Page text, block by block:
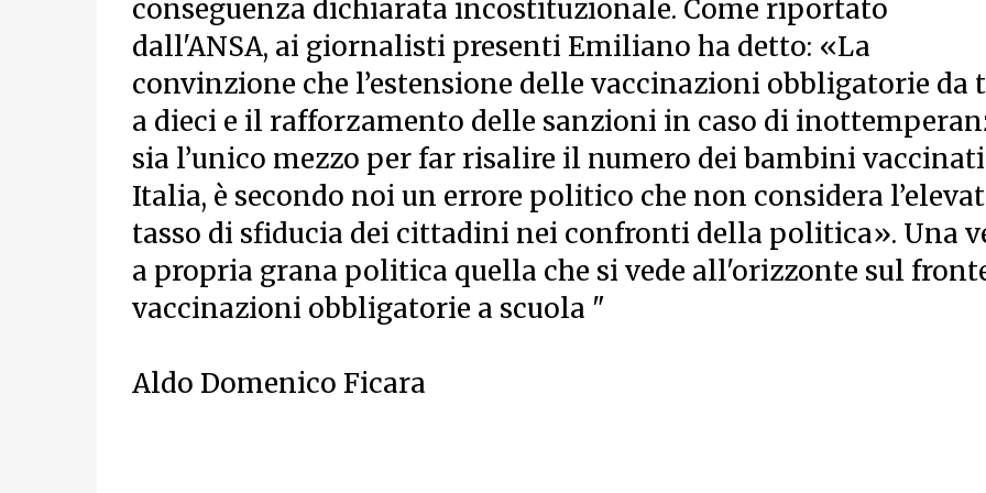
conseguenza dichiarata incostituzionale. Come riportato
dall'ANSA, ai giornalisti presenti Emiliano ha detto: «La
convinzione che l’estensione delle vaccinazioni obbligatorie da
a dieci e il rafforzamento delle sanzioni in caso di
sia l’unico mezzo per far risalire il numero dei bambini
Italia, è secondo noi un errore politico che non considera
tasso di sfiducia dei cittadini nei confronti della politica». Una
a propria grana politica quella che si vede all'orizzonte sul
vaccinazioni obbligatorie a scuola "
Aldo Domenico Ficara